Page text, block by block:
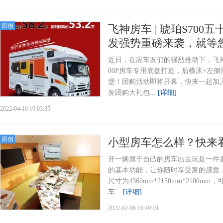
原创
飞神房车 | 琥珀S700五
发强势重磅来袭，就等
近日，在应车友们的强烈推动下，飞
00P房车专用底盘打造，后横床+左
堡！团购活动即将开幕，快来一起加
发团购大礼包... [详细]
2022-04-16 19:03:35
原创 小型房车怎么样？快来
开一辆属于自己的房车出去玩是一
的基本功能，让你随时享受家的感
尺寸为4360mm*2150mm*2100mm
车... [详细]
2022-02-06 16:49:19